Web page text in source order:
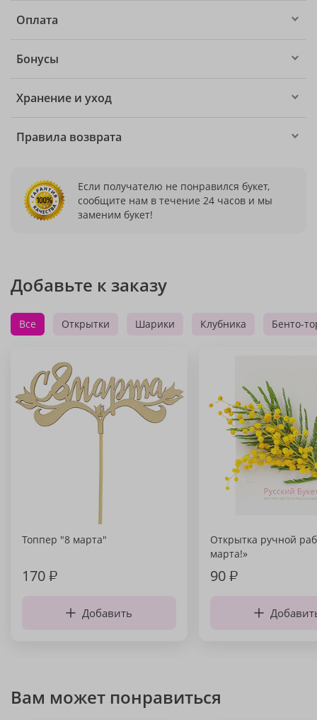
Оплата
Бонусы
Хранение и уход
Правила возврата
Если получателю не понравился букет,
сообщите нам в течение 24 часов и мы
заменим букет!
Добавьте к заказу
Все Открытки Шарики Клубника Бенто-
Топпер "8 марта"
170₽
Добавить
Открытка ручной
марта!»
90₽
Вам может понравиться